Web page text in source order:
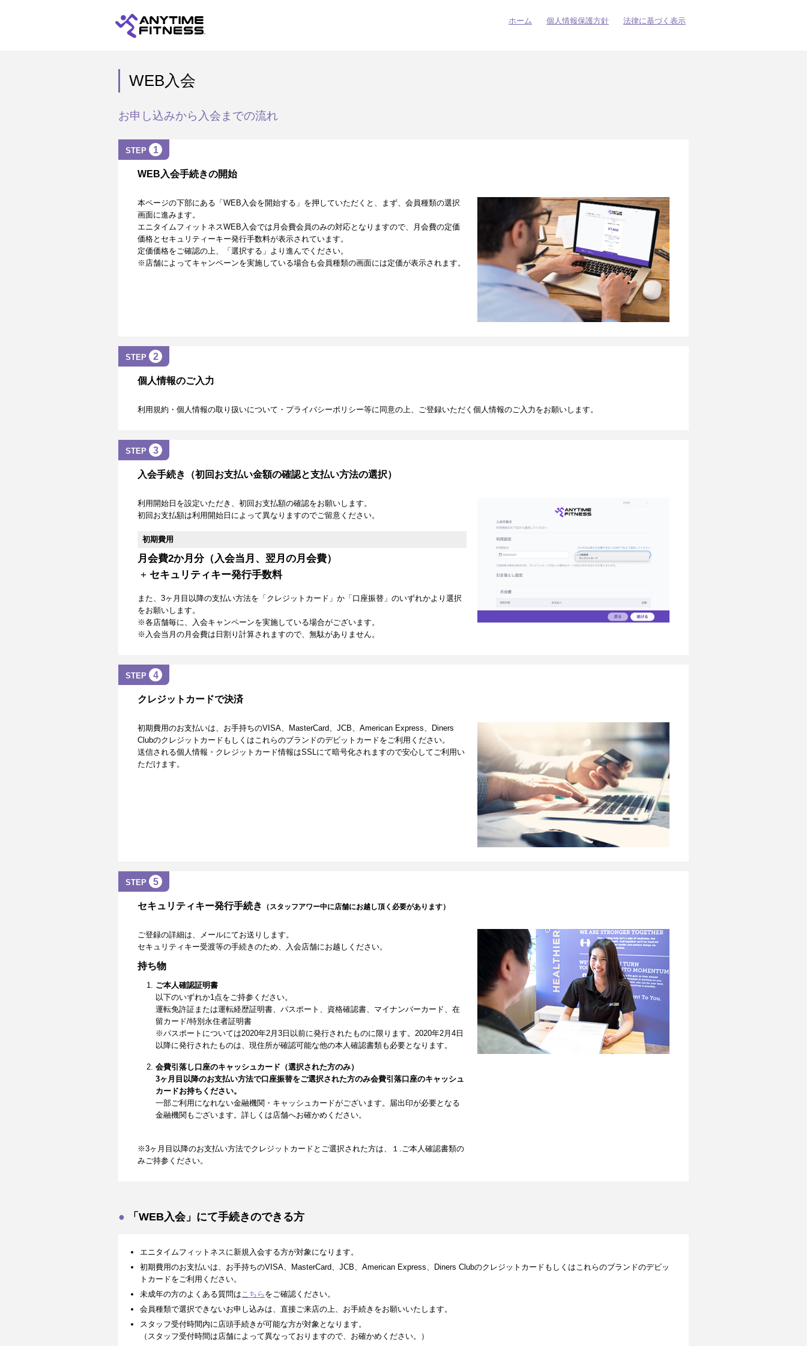
ホーム 個人情報保護方針 法律に基づく表示
WEB入会
お申し込みから入会までの流れ
STEP 1
WEB入会手続きの開始
本ページの下部にある「WEB入会を開始する」を押していただくと、まず、会員種類の選択
画面に進みます。
エニタイムフィットネスWEB入会では月会費会員のみの対応となりますので、月会費の定価
価格とセキュリティーキー発行手数料が表示されています。
定価価格をご確認の上、「選択する」より進んでください。
※店舗によってキャンペーンを実施している場合も会員種類の画面には定価が表示されます。
STEP 2
個人情報のご入力
利用規約・個人情報の取り扱いについて・プライバシーポリシー等に同意の上、ご登録いただく個人情報のご入力をお願いします。
STEP 3
入会手続き（初回お支払い金額の確認と支払い方法の選択）
利用開始日を設定いただき、初回お支払額の確認をお願いします。
初回お支払額は利用開始日によって異なりますのでご留意ください。
初期費用
月会費2か月分（入会当月、翌月の月会費）
+ セキュリティキー発行手数料
また、3ヶ月目以降の支払い方法を「クレジットカード」か「口座振替」のいずれかより選択
をお願いします。
※各店舗毎に、入会キャンペーンを実施している場合がございます。
※入会当月の月会費は日割り計算されますので、無駄がありません。
STEP 4
クレジットカードで決済
初期費用のお支払いは、お手持ちのVISA、MasterCard、JCB、American Express、Diners
Clubのクレジットカードもしくはこれらのブランドのデビットカードをご利用ください。
送信される個人情報・クレジットカード情報はSSLにて暗号化されますので安心してご利用い
ただけます。
STEP 5
セキュリティキー発行手続き （スタッフアワー中に店舗にお越し頂く必要があります）
ご登録の詳細は、メールにてお送りします。
セキュリティキー受渡等の手続きのため、入会店舗にお越しください。
持ち物
ご本人確認証明書
以下のいずれか1点をご持参ください。
運転免許証または運転経歴証明書、パスポート、資格確認書、マイナンバーカード、在
留カード/特別永住者証明書
※パスポートについては2020年2月3日以前に発行されたものに限ります。2020年2月4日
以降に発行されたものは、現住所が確認可能な他の本人確認書類も必要となります。
会費引落し口座のキャッシュカード（選択された方のみ）
3ヶ月目以降のお支払い方法で口座振替をご選択された方のみ会費引落口座のキャッシュ
カードお持ちください。
一部ご利用になれない金融機関・キャッシュカードがございます。届出印が必要となる
金融機関もございます。詳しくは店舗へお確かめください。
※3ヶ月目以降のお支払い方法でクレジットカードとご選択された方は、１.ご本人確認書類の
みご持参ください。
「WEB入会」にて手続きのできる方
エニタイムフィットネスに新規入会する方が対象になります。
初期費用のお支払いは、お手持ちのVISA、MasterCard、JCB、American Express、Diners Clubのクレジットカードもしくはこれらのブランドのデビッ
トカードをご利用ください。
未成年の方のよくある質問は こちら をご確認ください。
会員種類で選択できないお申し込みは、直接ご来店の上、お手続きをお願いいたします。
スタッフ受付時間内に店頭手続きが可能な方が対象となります。
（スタッフ受付時間は店舗によって異なっておりますので、お確かめください。）